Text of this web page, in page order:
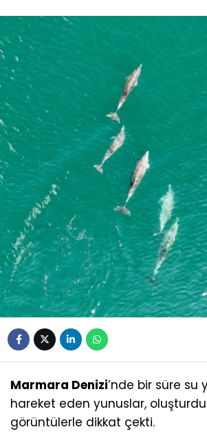
Marmara Denizi’nde bir süre su
hareket eden yunuslar,
görüntülerle dikkat çekti.